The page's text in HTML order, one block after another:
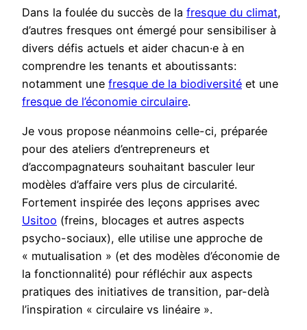
Dans la foulée du succès de la fresque du climat,
d’autres fresques ont émergé pour sensibiliser à
divers défis actuels et aider chacun·e à en
comprendre les tenants et aboutissants:
notamment une fresque de la biodiversité et une
fresque de l’économie circulaire.
Je vous propose néanmoins celle-ci, préparée
pour des ateliers d’entrepreneurs et
d’accompagnateurs souhaitant basculer leur
modèles d’affaire vers plus de circularité.
Fortement inspirée des leçons apprises avec
Usitoo (freins, blocages et autres aspects
psycho-sociaux), elle utilise une approche de
« mutualisation » (et des modèles d’économie de
la fonctionnalité) pour réfléchir aux aspects
pratiques des initiatives de transition, par-delà
l’inspiration « circulaire vs linéaire ».